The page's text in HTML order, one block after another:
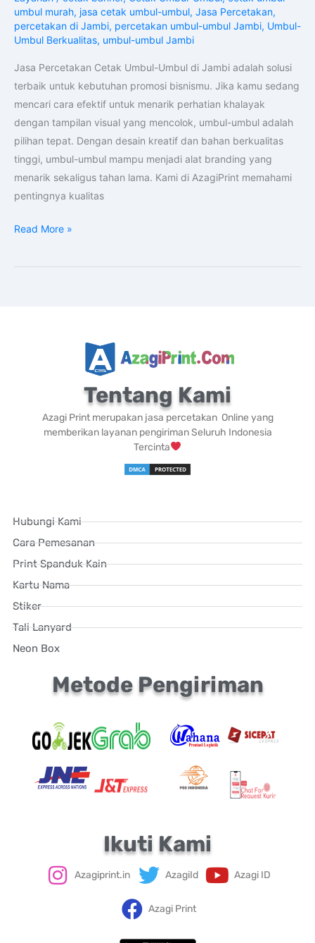
umbul murah, jasa cetak umbul-umbul, Jasa Percetakan,
percetakan di Jambi, percetakan umbul-umbul Jambi, Umbul-
Umbul Berkualitas, umbul-umbul Jambi
Jasa Percetakan Cetak Umbul-Umbul di Jambi adalah solusi
terbaik untuk kebutuhan promosi bisnismu. Jika kamu sedang
mencari cara efektif untuk menarik perhatian khalayak
dengan tampilan visual yang mencolok, umbul-umbul adalah
pilihan tepat. Dengan desain kreatif dan bahan berkualitas
tinggi, umbul-umbul mampu menjadi alat branding yang
menarik sekaligus tahan lama. Kami di AzagiPrint memahami
pentingnya kualitas
Umbul
di
Jambi
No
1
Read More »
Tentang Kami
Azagi Print merupakan jasa percetakan Online yang
memberikan layanan pengiriman Seluruh Indonesia
Tercinta
Hubungi Kami
Cara Pemesanan
Print Spanduk Kain
Kartu Nama
Stiker
Tali Lanyard
Neon Box
Metode Pengiriman
Ikuti Kami
Azagiprint.in AzagiId Azagi ID
Azagi Print